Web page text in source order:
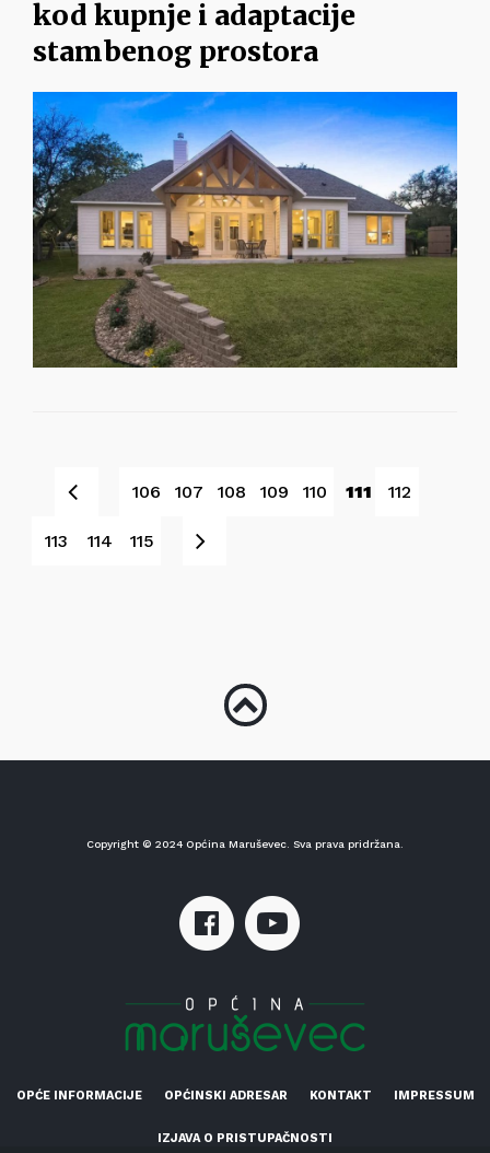
kod kupnje i adaptacije
stambenog prostora
106 107 108 109 110 111 112
113 114 115
Copyright © 2024 Općina Maruševec. Sva prava pridržana.
OPĆE INFORMACIJE OPĆINSKI ADRESAR KONTAKT IMPRESSUM
IZJAVA O PRISTUPAČNOSTI